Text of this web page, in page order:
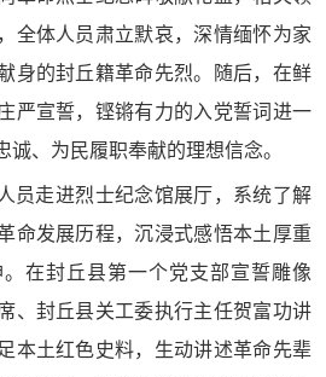
全体人员肃立默哀，深情缅怀为家
身的封丘籍革命先烈。随后，在鲜
严宣誓，铿锵有力的入党誓词进一
诚、为民履职奉献的理想信念。
员走进烈士纪念馆展厅，系统了解
命发展历程，沉浸式感悟本土厚重
在封丘县第一个党支部宣誓雕像
、封丘县关工委执行主任贺富功讲
本土红色史料，生动讲述革命先辈